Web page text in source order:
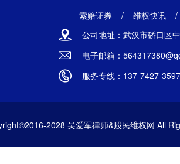
索赔证券 / 维权快讯
公司地址：武汉市硚口区
电子邮箱：
服务专线：137-7427-3597
2028 吴爱军律师&股民维权网 All